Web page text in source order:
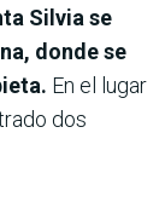
Silvia se
donde se
En el lugar
dos